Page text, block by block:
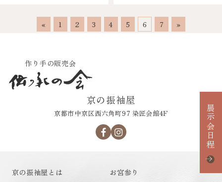
展示会日程
« 1 2 3 4 5 6 7 »
作り手の販売会
京の振袖屋
京都市中京区西六角町97 染匠会館4F
京の振袖屋とは
お宮参り